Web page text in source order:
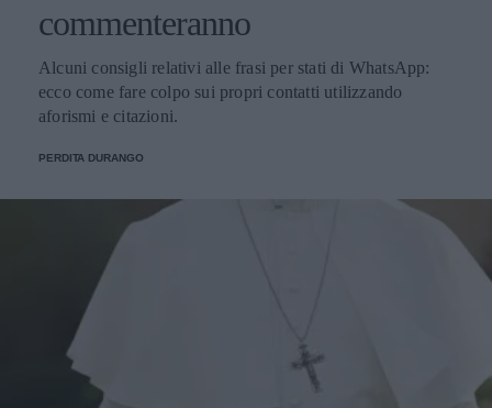
commenteranno
Alcuni consigli relativi alle frasi per stati di WhatsApp:
ecco come fare colpo sui propri contatti utilizzando
aforismi e citazioni.
PERDITA DURANGO